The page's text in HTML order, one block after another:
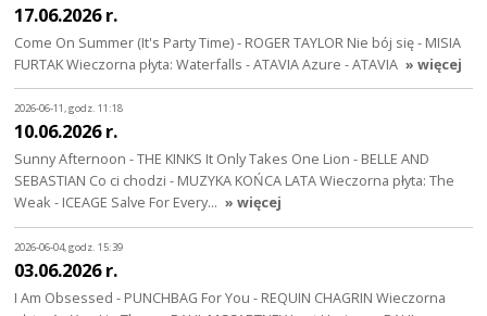
17.06.2026 r.
Come On Summer (It's Party Time) - ROGER TAYLOR Nie bój się - MISIA
FURTAK Wieczorna płyta: Waterfalls - ATAVIA Azure - ATAVIA » więcej
2026-06-11, godz. 11:18
10.06.2026 r.
Sunny Afternoon - THE KINKS It Only Takes One Lion - BELLE AND
SEBASTIAN Co ci chodzi - MUZYKA KOŃCA LATA Wieczorna płyta: The
Weak - ICEAGE Salve For Every… » więcej
2026-06-04, godz. 15:39
03.06.2026 r.
I Am Obsessed - PUNCHBAG For You - REQUIN CHAGRIN Wieczorna